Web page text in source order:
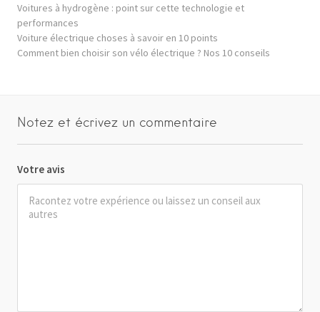
Voitures à hydrogène : point sur cette technologie et
performances
Voiture électrique choses à savoir en 10 points
Comment bien choisir son vélo électrique ? Nos 10 conseils
Notez et écrivez un commentaire
Votre avis